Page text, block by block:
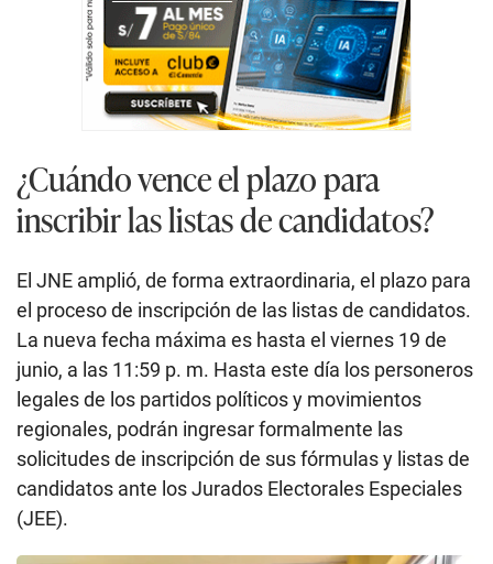
¿Cuándo vence el plazo para
inscribir las listas de candidatos?
El JNE amplió, de forma extraordinaria, el plazo para
el proceso de inscripción de las listas de candidatos.
La nueva fecha máxima es hasta el viernes 19 de
junio, a las 11:59 p. m. Hasta este día los personeros
legales de los partidos políticos y movimientos
regionales, podrán ingresar formalmente las
solicitudes de inscripción de sus fórmulas y listas de
candidatos ante los Jurados Electorales Especiales
(JEE).